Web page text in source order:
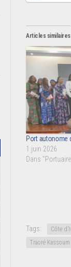
Articles similaires
Port autonome
1 juin 2026
Dans
Tags: Côte
Traoré Kassoum